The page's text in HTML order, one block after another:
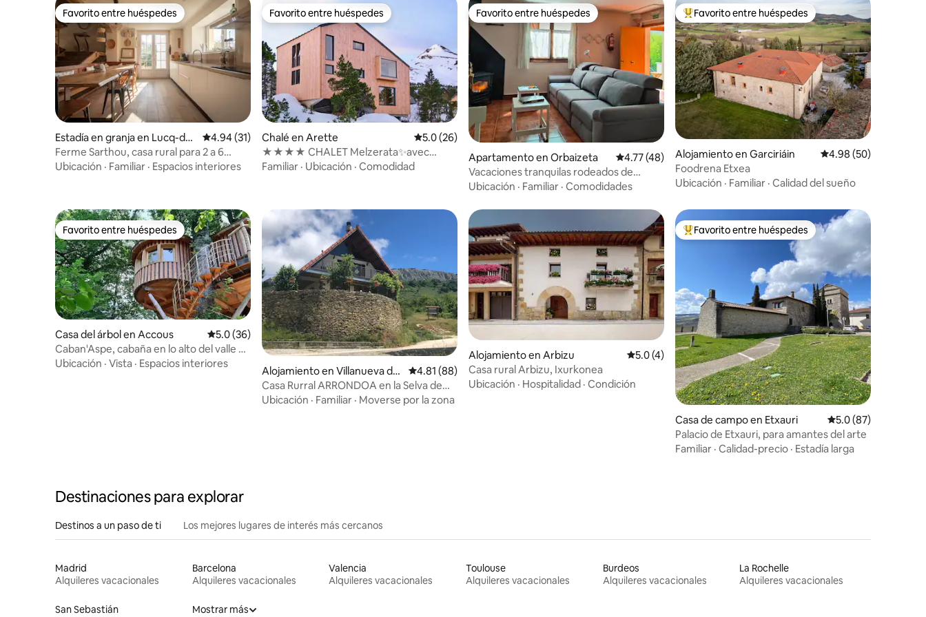
Favorito entre huéspedes
Favorito entre huéspedes
Estadía en granja en Lucq-de-
Béarn
Calificación promedio: 4.94 de 5, 31 reseñas
4.94 (31)
Ferme Sarthou, casa rural para 2 a 6
personas con piscina
Ubicación · Familiar · Espacios interiores
Favorito entre huéspedes
Favorito entre huéspedes
Chalé en Arette Calificación promedio: 5.0 de 5, 26 reseñas
5.0 (26)
★★★★ CHALET Melzerata✨avec
SAUNA
Familiar · Ubicación · Comodidad
Favorito entre huéspedes
Favorito entre huéspedes
Apartamento en Orbaizeta Calificación promedio: 4.77 de 5, 48 reseñas
4.77 (48)
Vacaciones tranquilas rodeados de
naturaleza
Ubicación · Familiar · Comodidades
Favorito entre huéspedes preferido
Favorito entre huéspedes
Alojamiento en Garciriáin Calificación
4.98 (50)
Foodrena Etxea
Ubicación · Familiar · Calidad del sueño
Favorito entre huéspedes
Favorito entre huéspedes
Casa del árbol en Accous Calificación promedio: 5.0 de 5, 36 reseñas
5.0 (36)
Caban'Aspe, cabaña en lo alto del valle de
Aspe
Ubicación · Vista · Espacios interiores
Alojamiento en Villanueva de
Aezkoa
Calificación promedio: 4.81 de 5, 88 reseñas
4.81 (88)
Casa Rurral ARRONDOA en la Selva de
Irati
Ubicación · Familiar · Moverse por la zona
Alojamiento en Arbizu Calificación promedio: 5.0 de 5, 4 reseñas
5.0 (4)
Casa rural Arbizu, Ixurkonea
Ubicación · Hospitalidad · Condición
Favorito entre huéspedes preferido
Favorito entre huéspedes
Casa de campo en Etxauri Calificación
5.0 (87)
Palacio de Etxauri, para amantes del arte
Familiar · Calidad-precio · Estadía larga
Destinaciones para explorar
Destinos a un paso de ti Los mejores lugares de interés más cercanos
Madrid
Alquileres vacacionales
Barcelona
Alquileres vacacionales
Valencia
Alquileres vacacionales
Toulouse
Alquileres vacacionales
Burdeos
Alquileres vacacionales
La Rochelle
Alquileres vacacionales
San Sebastián
Mostrar más